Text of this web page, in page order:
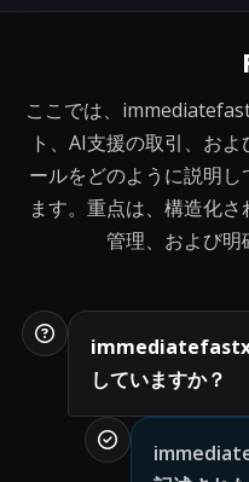
ここでは、
ト、AI支援の取引、お
ールをどのように説明
ます。重点は、構造化
管理、および明
していますか？